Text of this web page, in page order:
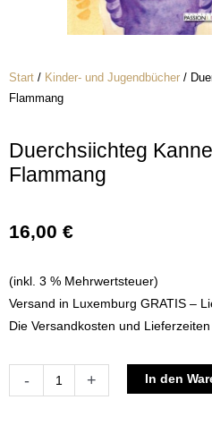
Start / Kinder- und Jugendbücher /
Flammang
Duerchsiichteg
Flammang
16,00 €
(inkl. 3 % Mehrwertsteuer)
Versand in Luxemburg GRATIS –
Die Versandkosten und
-
Duerchsiichteg
+ In den